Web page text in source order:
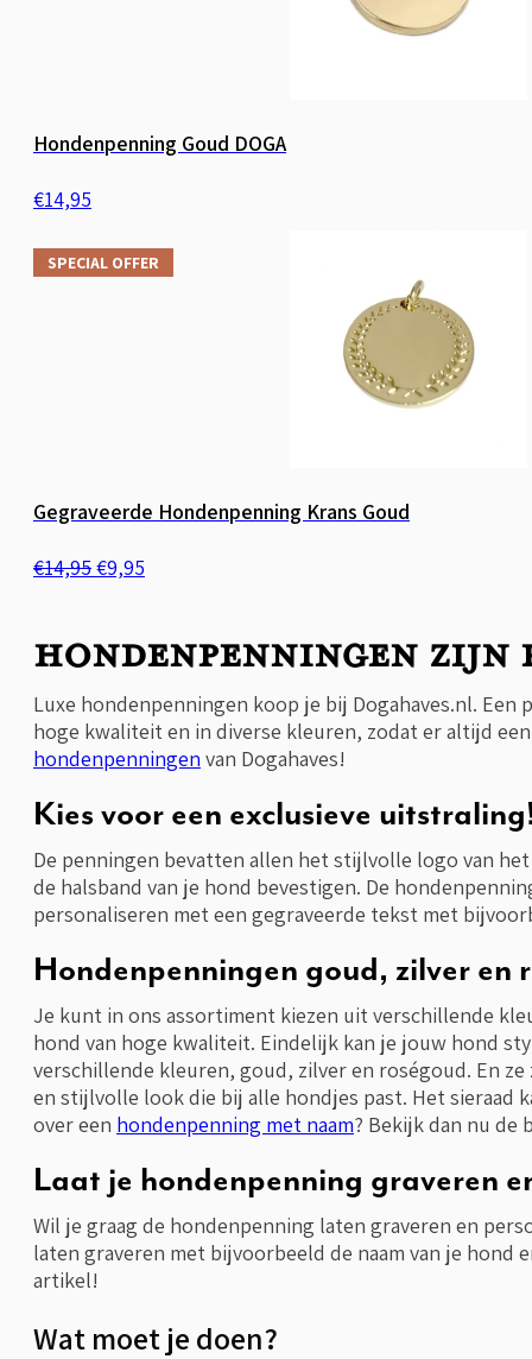
Hondenpenning Goud DOGA
€14,95
SPECIAL OFFER
Gegraveerde Hondenpenning Krans Goud
€14,95Oorspronkelijke
€14,95.
€9,95
€9,95.
Hondenpenningen zijn
Luxe hondenpenningen koop je bij Dogahaves.nl.
hoge kwaliteit en in diverse kleuren, zodat er altijd
hondenpenningen van Dogahaves!
Kies voor een exclusieve
De penningen bevatten allen het stijlvolle logo van
de halsband van je hond bevestigen. De
personaliseren met een gegraveerde tekst met
Hondenpenningen goud, zilver en
Je kunt in ons assortiment kiezen uit verschillende
hond van hoge kwaliteit. Eindelijk kan je jouw hond
verschillende kleuren, goud, zilver en roségoud. En
en stijlvolle look die bij alle hondjes past. Het sieraad
over een hondenpenning met naam? Bekijk dan nu de
Laat je hondenpenning graveren
Wil je graag de hondenpenning laten graveren en
laten graveren met bijvoorbeeld de naam van je hond
artikel!
Wat moet je doen?